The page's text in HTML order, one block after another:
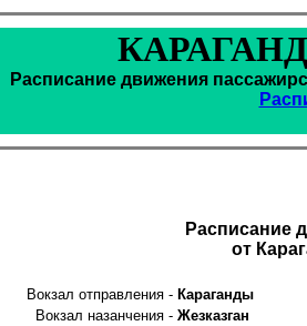
Расписание движения
Расписание
от
Вокзал отправления - Караганды
Вокзал назанчения - Жезказган